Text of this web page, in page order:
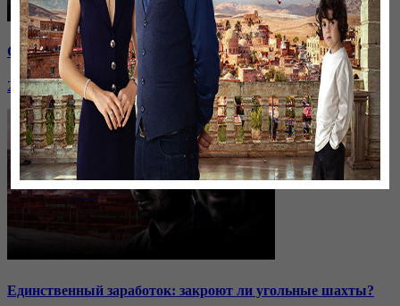
Саммит ОДКБ: под вопросом эффективность организации
24 ноября, 20:43
Единственный заработок: закроют ли угольные шахты?